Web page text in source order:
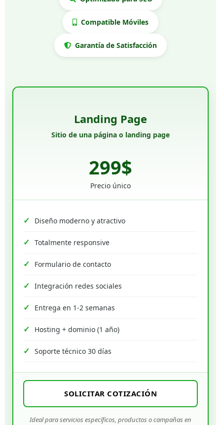
Compatible Móviles
Garantía de Satisfacción
Landing Page
Sitio de una página o landing page
299$
Precio único
Diseño moderno y atractivo
Totalmente responsive
Formulario de contacto
Integración redes sociales
Entrega en 1-2 semanas
Hosting + dominio (1 año)
Soporte técnico 30 días
SOLICITAR COTIZACIÓN
Ideal para servicios específicos, productos o campañas en